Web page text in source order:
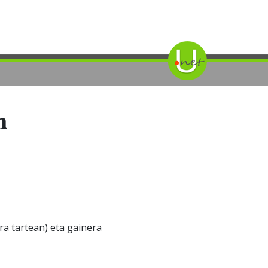
tartean) eta gainera